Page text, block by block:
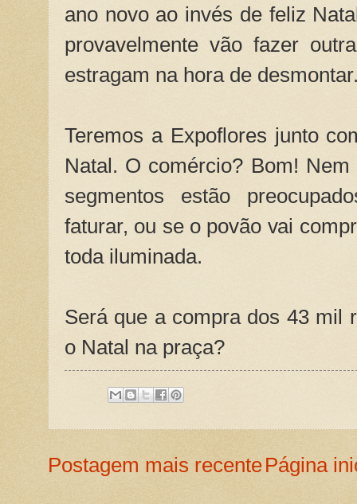
ano novo ao invés de feliz
provavelmente vão fazer
estragam na hora de
Teremos a Expoflores junto
Natal. O comércio? Bom!
segmentos estão
faturar, ou se o povão vai
toda iluminada.
Será que a compra dos 43 mil
o Natal na praça?
Postagem mais recentePágina